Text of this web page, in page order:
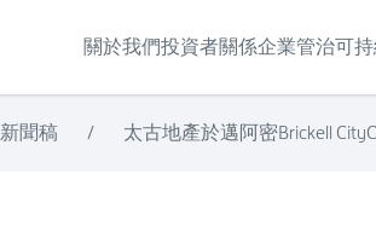
關於我們投資者關係企業管治可
新聞稿 / 太古地產於邁阿密Brickell